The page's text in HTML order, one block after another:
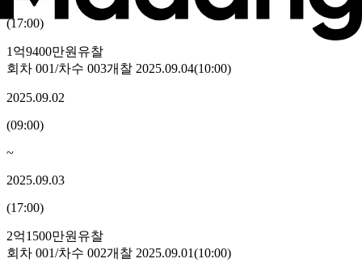
(17:00)
1억9400만원 유찰
회차 001/차수 003개찰 2025.09.04(10:00)
2025.09.02
(09:00)
~
2025.09.03
(17:00)
2억1500만원 유찰
회차 001/차수 002개찰 2025.09.01(10:00)